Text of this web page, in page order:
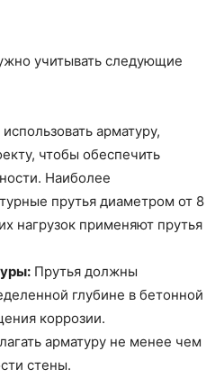
учитывать следующие
арматуру,
чтобы обеспечить
Наиболее
прутья диаметром от 8
нагрузок применяют прутья
Прутья должны
глубине в бетонной
коррозии.
арматуру не менее чем
стены.